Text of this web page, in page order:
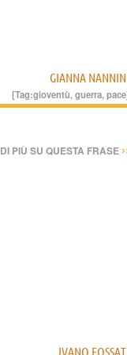
GIANNA
[Tag:gioventù,guerra,pace
DI PIÙ SU QUESTA FRASE